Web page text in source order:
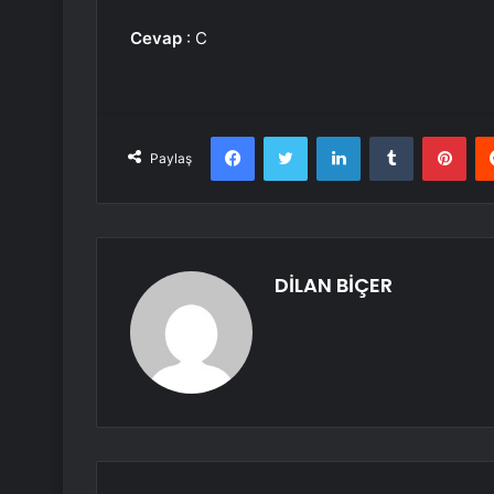
Cevap : C
Paylaş
FacebookTwitter LinkedInTumblr
DİLAN BİÇER